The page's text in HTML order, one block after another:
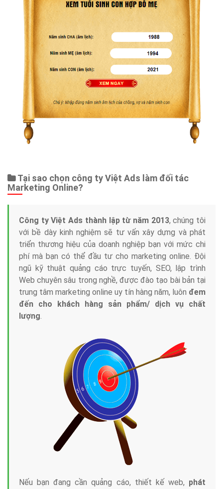
Tại sao chọn công ty Việt Ads làm đối tác
Marketing Online?
Công ty Việt Ads thành lập từ năm 2013, chúng tôi
với bề dày kinh nghiệm sẽ tư vấn xây dựng và phát
triển thương hiệu của doanh nghiệp bạn với mức chi
phí mà bạn có thể đầu tư cho marketing online. Đội
ngũ kỹ thuật quảng cáo trực tuyến, SEO, lập trình
Web chuyên sâu trong nghề, được đào tạo bài bản tại
trung tâm marketing online uy tín hàng năm, luôn đem
đến cho khách hàng sản phẩm/ dịch vụ chất
lượng.
Nếu bạn đang cần quảng cáo, thiết kế web, phát